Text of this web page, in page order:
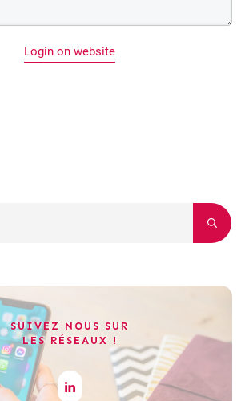
Login on website
SUIVEZ NOUS SUR
LES RÉSEAUX !